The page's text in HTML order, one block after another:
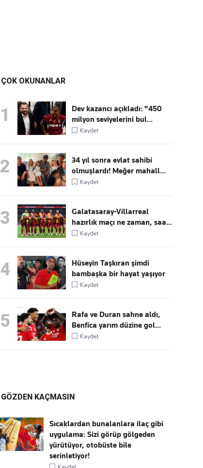
ÇOK OKUNANLAR
1
Dev kazancı açıkladı: "450
milyon seviyelerini bul...
Kaydet
2
34 yıl sonra evlat sahibi
olmuşlardı! Meğer mahall...
Kaydet
3
Galatasaray-Villarreal
hazırlık maçı ne zaman, saa...
Kaydet
4
Hüseyin Taşkıran şimdi
bambaşka bir hayat yaşıyor
Kaydet
5
Rafa ve Duran sahne aldı,
Benfica yarım düzine gol...
Kaydet
GÖZDEN KAÇMASIN
Sıcaklardan bunalanlara ilaç gibi
uygulama: Sizi görüp gölgeden
yürütüyor, otobüste bile
serinletiyor!